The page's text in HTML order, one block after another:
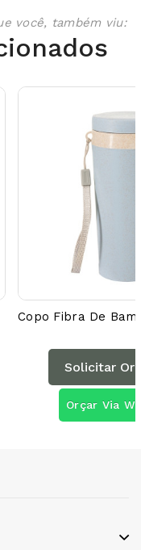
você, também viu:
Solicitar
Orçar Via